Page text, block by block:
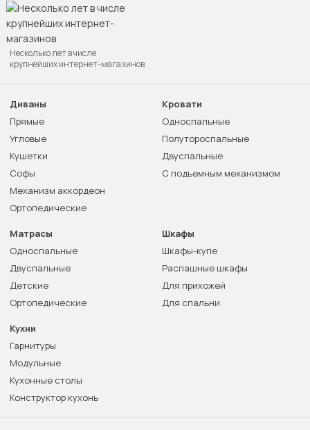
Несколько лет в числе
крупнейших интернет-магазинов
Диваны
Прямые
Угловые
Кушетки
Софы
Механизм аккордеон
Ортопедические
Кровати
Односпальные
Полутороспальные
Двуспальные
С подъемным механизмом
Матрасы
Односпальные
Двуспальные
Детские
Ортопедические
Шкафы
Шкафы-купе
Распашные шкафы
Для прихожей
Для спальни
Кухни
Гарнитуры
Модульные
Кухонные столы
Конструктор кухонь